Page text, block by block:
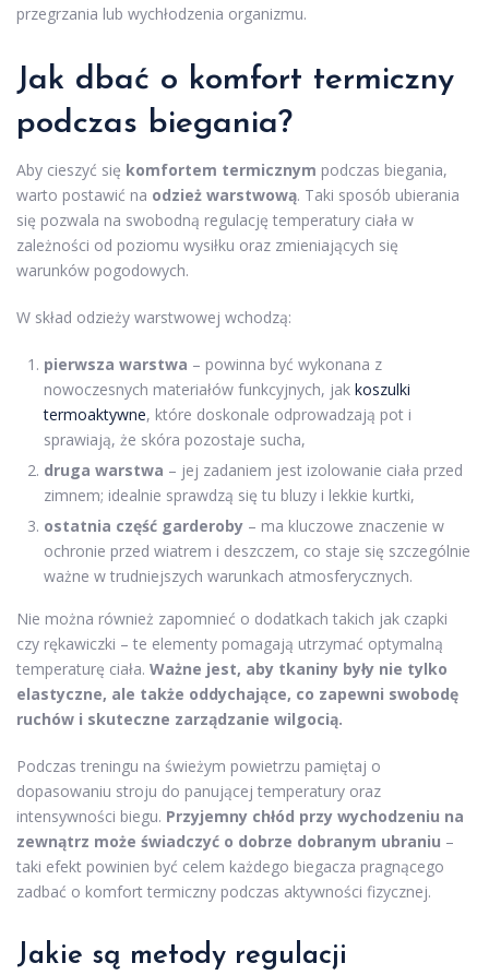
przegrzania lub wychłodzenia organizmu.
Jak dbać o komfort termiczny
podczas biegania?
Aby cieszyć się komfortem termicznym podczas biegania,
warto postawić na odzież warstwową. Taki sposób ubierania
się pozwala na swobodną regulację temperatury ciała w
zależności od poziomu wysiłku oraz zmieniających się
warunków pogodowych.
W skład odzieży warstwowej wchodzą:
pierwsza warstwa – powinna być wykonana z
nowoczesnych materiałów funkcyjnych, jak koszulki
termoaktywne, które doskonale odprowadzają pot i
sprawiają, że skóra pozostaje sucha,
druga warstwa – jej zadaniem jest izolowanie ciała przed
zimnem; idealnie sprawdzą się tu bluzy i lekkie kurtki,
ostatnia część garderoby – ma kluczowe znaczenie w
ochronie przed wiatrem i deszczem, co staje się szczególnie
ważne w trudniejszych warunkach atmosferycznych.
Nie można również zapomnieć o dodatkach takich jak czapki
czy rękawiczki – te elementy pomagają utrzymać optymalną
temperaturę ciała. Ważne jest, aby tkaniny były nie tylko
elastyczne, ale także oddychające, co zapewni swobodę
ruchów i skuteczne zarządzanie wilgocią.
Podczas treningu na świeżym powietrzu pamiętaj o
dopasowaniu stroju do panującej temperatury oraz
intensywności biegu. Przyjemny chłód przy wychodzeniu na
zewnątrz może świadczyć o dobrze dobranym ubraniu –
taki efekt powinien być celem każdego biegacza pragnącego
zadbać o komfort termiczny podczas aktywności fizycznej.
Jakie są metody regulacji